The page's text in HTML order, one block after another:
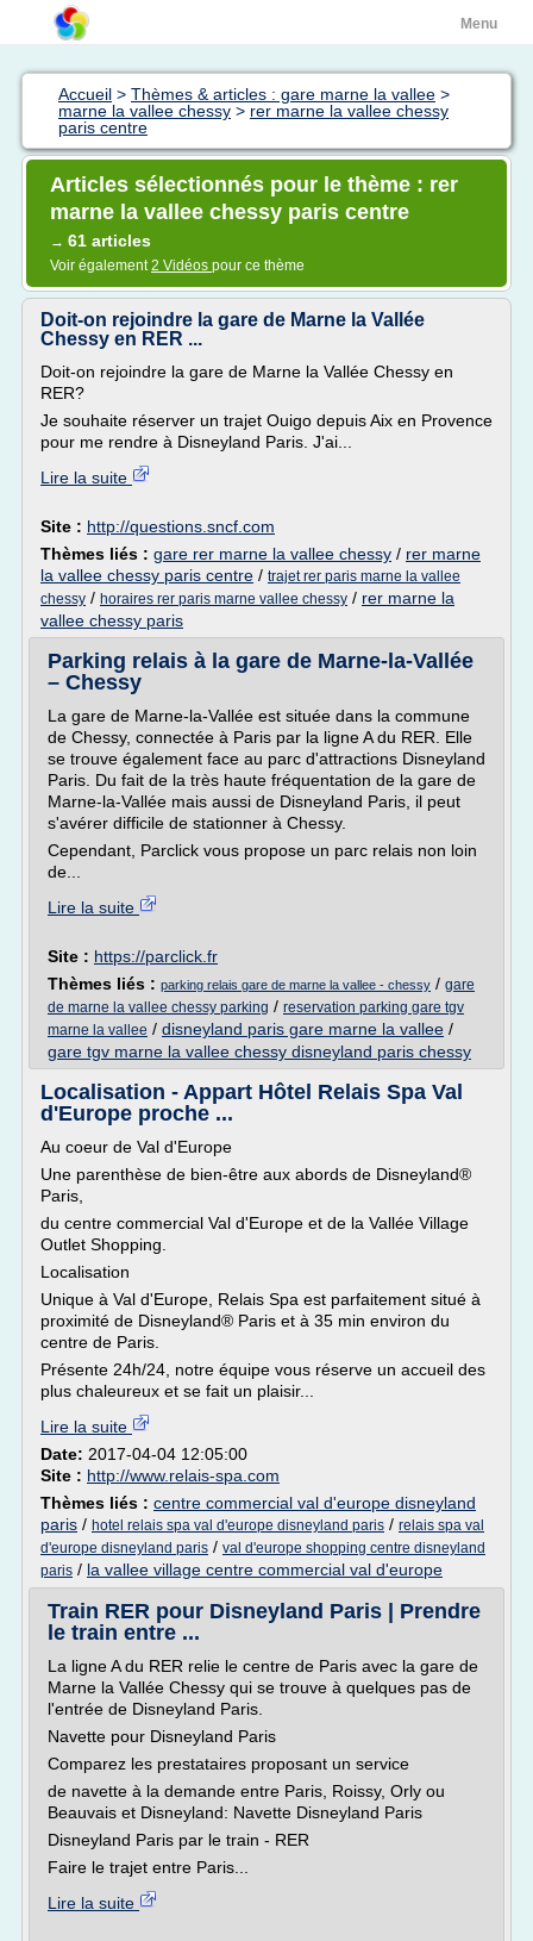
Menu
Accueil > Thèmes & articles : gare marne la vallee >
marne la vallee chessy > rer marne la vallee chessy
paris centre
Articles sélectionnés pour le thème : rer
marne la vallee chessy paris centre
→ 61 articles
Voir également2 Vidéos pour ce thème
Doit-on rejoindre la gare de Marne la Vallée
Chessy en RER ...
Doit-on rejoindre la gare de Marne la Vallée Chessy en
RER?
Je souhaite réserver un trajet Ouigo depuis Aix en Provence
pour me rendre à Disneyland Paris. J'ai...
Lire la suite
Site : http://questions.sncf.com
Thèmes liés : gare rer marne la vallee chessy / rer marne
la vallee chessy paris centre / trajet rer paris marne la vallee
chessy / horaires rer paris marne vallee chessy / rer marne la
vallee chessy paris
Parking relais à la gare de Marne-la-Vallée
– Chessy
La gare de Marne-la-Vallée est située dans la commune
de Chessy, connectée à Paris par la ligne A du RER. Elle
se trouve également face au parc d'attractions Disneyland
Paris. Du fait de la très haute fréquentation de la gare de
Marne-la-Vallée mais aussi de Disneyland Paris, il peut
s'avérer difficile de stationner à Chessy.
Cependant, Parclick vous propose un parc relais non loin
de...
Lire la suite
Site : https://parclick.fr
Thèmes liés : parking relais gare de marne la vallee - chessy / gare
de marne la vallee chessy parking / reservation parking gare tgv
marne la vallee / disneyland paris gare marne la vallee /
gare tgv marne la vallee chessy disneyland paris chessy
Localisation - Appart Hôtel Relais Spa Val
d'Europe proche ...
Au coeur de Val d'Europe
Une parenthèse de bien-être aux abords de Disneyland®
Paris,
du centre commercial Val d'Europe et de la Vallée Village
Outlet Shopping.
Localisation
Unique à Val d'Europe, Relais Spa est parfaitement situé à
proximité de Disneyland® Paris et à 35 min environ du
centre de Paris.
Présente 24h/24, notre équipe vous réserve un accueil des
plus chaleureux et se fait un plaisir...
Lire la suite
Date: 2017-04-04 12:05:00
Site : http://www.relais-spa.com
Thèmes liés : centre commercial val d'europe disneyland
paris / hotel relais spa val d'europe disneyland paris / relais spa val
d'europe disneyland paris / val d'europe shopping centre disneyland
paris / la vallee village centre commercial val d'europe
Train RER pour Disneyland Paris | Prendre
le train entre ...
La ligne A du RER relie le centre de Paris avec la gare de
Marne la Vallée Chessy qui se trouve à quelques pas de
l'entrée de Disneyland Paris.
Navette pour Disneyland Paris
Comparez les prestataires proposant un service
de navette à la demande entre Paris, Roissy, Orly ou
Beauvais et Disneyland: Navette Disneyland Paris
Disneyland Paris par le train - RER
Faire le trajet entre Paris...
Lire la suite